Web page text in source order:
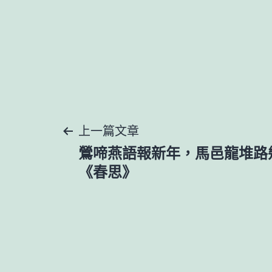
文
章
上一篇文章
鶯啼燕語報新年，馬邑龍堆
《春思》